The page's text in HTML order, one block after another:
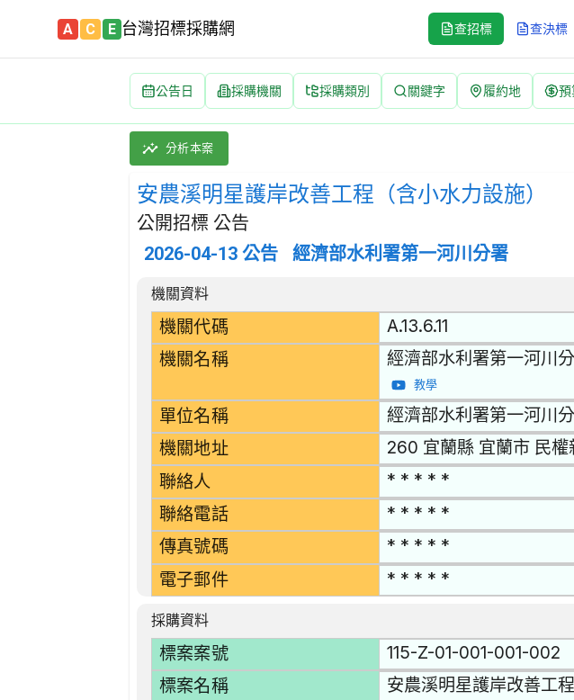
A C E 台灣招標採購網 查招標 查決標
公告日 採購機關 採購類別 關鍵字 履約地 預
安農溪明星護岸改善工程（含小水力設施） 招標公告 | 案號：115-Z-
採購類別：工程類 水道、海港、水壩及其他水利工程 | 招標方式：
分析本案
安農溪明星護岸改善工程（含小水力設施）
公開招標 公告
2026-04-13 公告 經濟部水利署第一河川分署
招標公告詳細內容
機關資料
機關代碼 A.13.6.11
機關名稱 經濟部水利署第一河川
教學
單位名稱 經濟部水利署第一河川
機關地址 260 宜蘭縣 宜蘭市 民權
聯絡人 * * * * *
聯絡電話 * * * * *
傳真號碼 * * * * *
電子郵件 * * * * *
採購資料
標案案號 115-Z-01-001-001-002
標案名稱 安農溪明星護岸改善工